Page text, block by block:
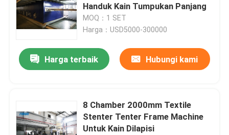
Handuk Kain Tumpukan Panjang
MOQ：1 SET
Harga：USD5000-300000
Harga terbaik Hubungi kami
8 Chamber 2000mm Textile
Stenter Tenter Frame Machine
Untuk Kain Dilapisi